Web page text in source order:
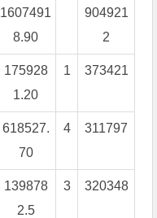
1607491
8.90
904921
2
175928
1.20
1 373421
618527.
70
4 311797
139878
2.5
3 320348